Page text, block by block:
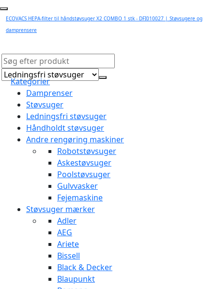
ECOVACS HEPA-filter til håndstøvsuger X2 COMBO 1 stk - DFI010027 | Støvsugere og
damprensere
Kategorier
Damprenser
Støvsuger
Ledningsfri støvsuger
Håndholdt støvsuger
Andre rengøring maskiner
Robotstøvsuger
Askestøvsuger
Poolstøvsuger
Gulvvasker
Fejemaskine
Støvsuger mærker
Adler
AEG
Ariete
Bissell
Black & Decker
Blaupunkt